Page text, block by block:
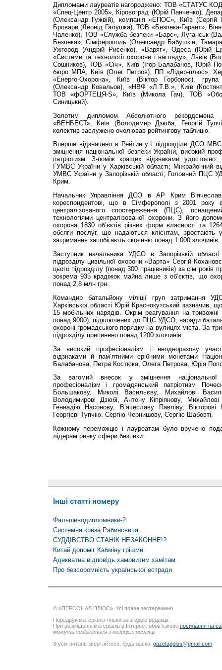
Дипломами лауреатів нагороджено: ТОВ «СТАТУС
«Спец-Центр 2005», Кіровоград (Юрій Панченко),
(Олександр Гужвій), компанія «ЕПОС», Київ
Бровари (Леонід Галушка), ТОВ «Безпека-Гарант»,
Чаленко), ТОВ «Служба безпеки «Барс», Луганськ
Безпека», Сімферополь (Олександр Бабушкін,
Ужгород (Андрій Рисенко), «Варяг», Одеса (Юрій
«Системи та технології охорони і нагляду», Львів
Сошников), ТОВ «Січ», Київ (Ігор Балабанов, Юрій
бюро МПА, Київ (Олег Петров), ПП «Лідер-плюс»,
«Енерго-Охорона», Київ (Віктор Горбонос),
(Олександр Ковальов), «НВФ «Л.Т.В.», Київ
ТОВ «фОРТЕЦЯ-S», Київ (Микола Гач), ТОВ
Синицький).
Золотим дипломом Абсолютного рекордсмена
«ВЕНБЕСТ», Київ (Володимир Дзюба, Георгій
колектив заслужено очолював рейтингову таблицю.
Вперше відзначено в Рейтингу і підрозділи ДСО
зміцнення національної безпеки України, високий
патріотизм. З-поміж кращих відзнаками
ГУМВС України у Харківській області;
УМВС України у Запорізькій області; Головний
Крим.
Начальник Управління ДСО в АР Крим
кореспондентові, що в Сімферополі з 2001 року
централізованого спостереження (ПЦС),
технологіями централізованої охорони. З його
охорона 1830 об’єктів різних форм власності та
обсяги послуг, що надаються клієнтам,
затримання запобігають скоєнню понад 1 000 злочинів.
Заступник начальника УДСО в Запорізькій
підрозділу цивільної охорони «Варта» Сергій
цього підрозділу (понад 300 працівників) за сім
зокрема 935 крадіжок майна лише з об’єктів, що
понад 2,8 млн грн.
Командир батальйону міліції груп
Харківської області Юрій Краснокутський зазначив,
15 мобільних нарядів. Окрім реагування на тривожні
понад 9000), підключених до ПЦС УДСО, наряди
охороні громадського порядку на вулицях міста. За
підрозділу припинено понад 1200 злочинів.
За високий професіоналізм і неодноразову
відзнаками й пам’ятними срібними монетами
Балабанова, Петра Костюка, Олега Петрова, Юрія
За вагомий внесок у зміцнення національної
професіоналізм і громадянський патріотизм
Большакову, Миколі Васильєву, Михайлові
Володимирові Дзюбі, Антону Кіпріянову,
Геннадію Насонову, В’ячеславу Павліву,
Георгієві Тупчію, Сергію Чернишову, Сергію Шабовті.
Кожному переможцю і лауреатам було вручено
лідерам ринку сфери безпеки.
Інші статті номеру
Фальшиводипломники-2
Системна криза Рабиновича
СУДДІВСТВО СТАНІК НЕЗАКОННЕ!?
Китай допоміг Кабміну грішми
Адекватна відповідь хамовитим хамітам
Про безсоромність української естради
© «ПЕРСОНАЛ ПЛЮС». Усі права застережено.
Передрук матеріалів тільки за згодою редакції.
При розміщенні матеріалів в Інтернет обов’язкове посилання на
можуть незбігатися з позицією редакції
З усіх питань звертайтеся, будь ласка, gazetapplus@gmail.com